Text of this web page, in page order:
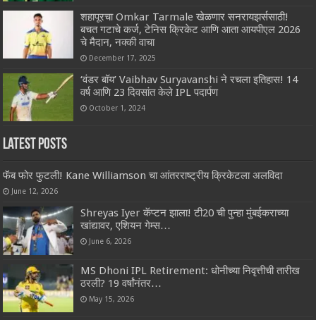
शहापूरचा Omkar Tarmale खेळणार सनरायझर्ससाठी!
बचत गटाचे कर्ज, टेनिस क्रिकेट आणि आता आयपीएल 2026
चे मैदान, नक्की वाचा
December 17, 2025
‘वंडर बॉय’ Vaibhav Suryavanshi ने रचला इतिहास! 14
वर्ष आणि 23 दिवसांत केले IPL पदार्पण
October 1, 2024
Latest Posts
फॅब फोर फुटली! Kane Williamson चा आंतरराष्ट्रीय क्रिकेटला अलविदा
June 12, 2026
Shreyas Iyer कॅप्टन झाला! टी20 ची पुन्हा मुंबईकराच्या
खांद्यावर, एशियन गेम्स…
June 6, 2026
MS Dhoni IPL Retirement: धोनीच्या निवृत्तीची तारीख
ठरली? 19 वर्षांनंतर…
May 15, 2026